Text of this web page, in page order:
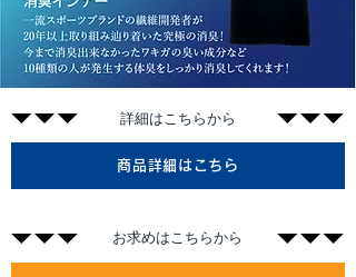
​詳細はこちらから
商品詳細はこちら
​お求めはこちらから